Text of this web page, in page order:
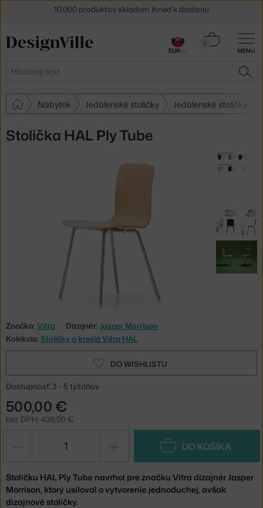
MENU
Hľadať
0
Košík
Nábytok Jedálenské stoličky Jedálenské stoličky
Stolička HAL Ply Tube
Značka: Vitra Dizajnér: Jasper Morrison
Kolekcia: Stoličky a kreslá Vitra HAL
DO WISHLISTU
Dostupnosť: 3 - 5 týždňov
500,00 €
bez DPH: 406,50 €
DO KOŠÍKA
Stoličku HAL Ply Tube navrhol pre značku Vitra dizajnér Jasper
Morrison, ktorý usiloval o vytvorenie jednoduchej, avšak
dizajnové stoličky.
30 dní na vrátenie tovaru
EUR